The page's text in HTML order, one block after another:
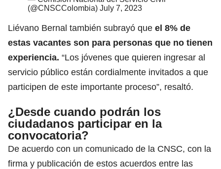
(@CNSCColombia) July 7, 2023
Liévano Bernal también subrayó que el 8% de
estas vacantes son para personas que no tienen
experiencia. “Los jóvenes que quieren ingresar al
servicio público están cordialmente invitados a que
participen de este importante proceso”, resaltó.
¿Desde cuando podrán los
ciudadanos participar en la
convocatoria?
De acuerdo con un comunicado de la CNSC, con la
firma y publicación de estos acuerdos entre las